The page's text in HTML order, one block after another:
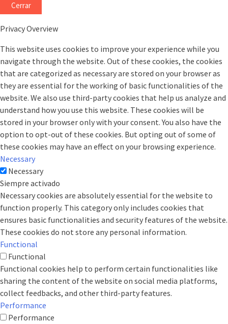
Cerrar
Privacy Overview
This website uses cookies to improve your experience while you
navigate through the website. Out of these cookies, the cookies
that are categorized as necessary are stored on your browser as
they are essential for the working of basic functionalities of the
website. We also use third-party cookies that help us analyze and
understand how you use this website. These cookies will be
stored in your browser only with your consent. You also have the
option to opt-out of these cookies. But opting out of some of
these cookies may have an effect on your browsing experience.
Necessary
Necessary
Siempre activado
Necessary cookies are absolutely essential for the website to
function properly. This category only includes cookies that
ensures basic functionalities and security features of the website.
These cookies do not store any personal information.
Functional
Functional
Functional cookies help to perform certain functionalities like
sharing the content of the website on social media platforms,
collect feedbacks, and other third-party features.
Performance
Performance